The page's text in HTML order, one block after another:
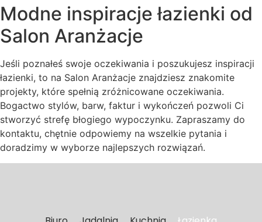
Modne inspiracje łazienki od
Salon Aranżacje
Jeśli poznałeś swoje oczekiwania i poszukujesz inspiracji
łazienki, to na Salon Aranżacje znajdziesz znakomite
projekty, które spełnią zróżnicowane oczekiwania.
Bogactwo stylów, barw, faktur i wykończeń pozwoli Ci
stworzyć strefę błogiego wypoczynku. Zapraszamy do
kontaktu, chętnie odpowiemy na wszelkie pytania i
doradzimy w wyborze najlepszych rozwiązań.